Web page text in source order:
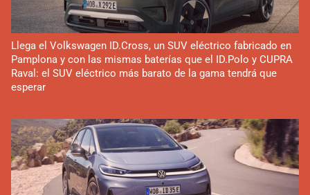
Llega el Volkswagen ID.Cross, un SUV eléctrico fabricado en
Pamplona y con las mismas baterías que el ID.Polo y CUPRA
Raval: el SUV eléctrico más barato de la gama tendrá que
esperar